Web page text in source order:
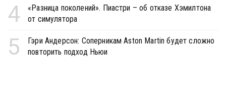
4
«Разница поколений». Пиастри – об отказе Хэмилтона
от симулятора
5
Гэри Андерсон: Соперникам Aston Martin будет сложно
повторить подход Ньюи